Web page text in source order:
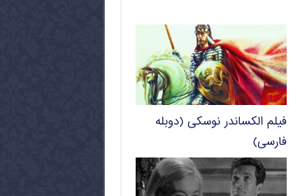
فیلم الکساندر نوسکی (دوبله
فارسی)